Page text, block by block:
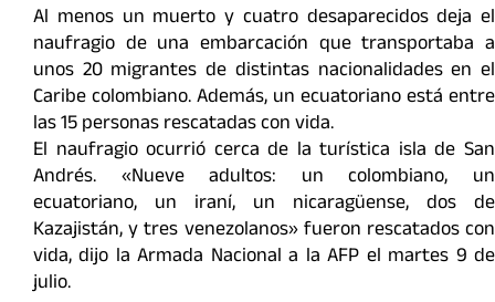
Al menos un muerto y cuatro desaparecidos deja el
naufragio de una embarcación que transportaba a
unos 20 migrantes de distintas nacionalidades en el
Caribe colombiano. Además, un ecuatoriano está entre
las 15 personas rescatadas con vida.
El naufragio ocurrió cerca de la turística isla de San
Andrés. «Nueve adultos: un colombiano, un
ecuatoriano, un iraní, un nicaragüense, dos de
Kazajistán, y tres venezolanos» fueron rescatados con
vida, dijo la Armada Nacional a la AFP el martes 9 de
julio.